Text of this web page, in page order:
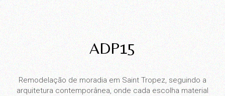
ADP15
Remodelação de moradia em Saint Tropez, seguindo a
arquitetura contemporânea, onde cada escolha material